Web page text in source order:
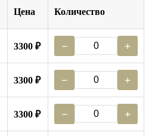
Цена Количество
3300 ₽ − +
3300 ₽ − +
3300 ₽ − +